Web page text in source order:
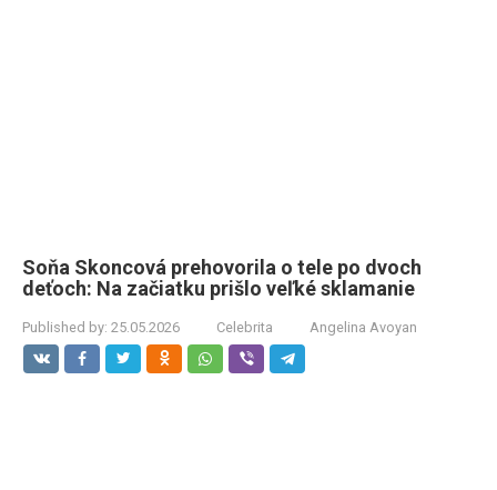
Soňa Skoncová prehovorila o tele po dvoch
deťoch: Na začiatku prišlo veľké sklamanie
Published by: 25.05.2026 Celebrita Angelina Avoyan